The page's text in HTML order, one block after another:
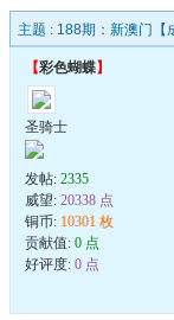
主题 : 188期：新澳门【
【彩色蝴蝶】
圣骑士
发帖: 2335
威望: 20338 点
铜币: 10301 枚
贡献值: 0 点
好评度: 0 点